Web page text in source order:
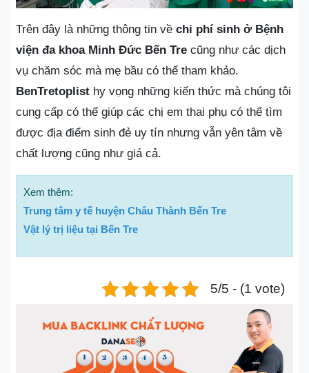
Trên đây là những thông tin về chi phí sinh ở Bệnh
viện đa khoa Minh Đức Bến Tre cũng như các dịch
vụ chăm sóc mà mẹ bầu có thể tham khảo.
BenTretoplist hy vọng những kiến thức mà chúng tôi
cung cấp có thể giúp các chị em thai phụ có thể tìm
được địa điểm sinh đẻ uy tín nhưng vẫn yên tâm về
chất lượng cũng như giá cả.
Xem thêm:
Trung tâm y tế huyện Châu Thành Bến Tre
Vật lý trị liệu tại Bến Tre
5/5 - (1 vote)